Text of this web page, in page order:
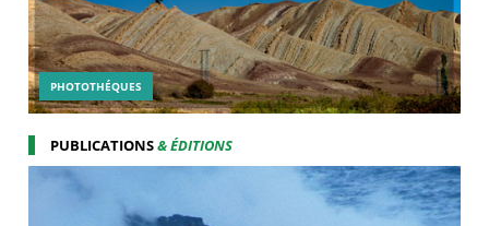
PHOTOTHÉQUES
PUBLICATIONS& ÉDITIONS